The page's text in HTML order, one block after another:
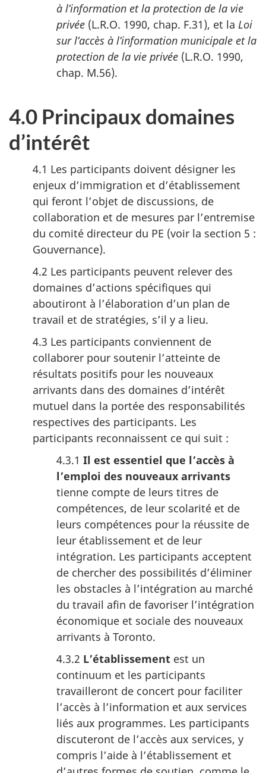
à l’information et la protection de la vie
privée (L.R.O. 1990, chap. F.31), et la Loi
sur l’accès à l’information municipale et la
protection de la vie privée (L.R.O. 1990,
chap. M.56).
4.0 Principaux domaines
d’intérêt
4.1 Les participants doivent désigner les
enjeux d’immigration et d’établissement
qui feront l’objet de discussions, de
collaboration et de mesures par l’entremise
du comité directeur du PE (voir la section 5 :
Gouvernance).
4.2 Les participants peuvent relever des
domaines d’actions spécifiques qui
aboutiront à l’élaboration d’un plan de
travail et de stratégies, s’il y a lieu.
4.3 Les participants conviennent de
collaborer pour soutenir l’atteinte de
résultats positifs pour les nouveaux
arrivants dans des domaines d’intérêt
mutuel dans la portée des responsabilités
respectives des participants. Les
participants reconnaissent ce qui suit :
4.3.1 Il est essentiel que l’accès à
l’emploi des nouveaux arrivants
tienne compte de leurs titres de
compétences, de leur scolarité et de
leurs compétences pour la réussite de
leur établissement et de leur
intégration. Les participants acceptent
de chercher des possibilités d’éliminer
les obstacles à l’intégration au marché
du travail afin de favoriser l’intégration
économique et sociale des nouveaux
arrivants à Toronto.
4.3.2 L’établissement est un
continuum et les participants
travailleront de concert pour faciliter
l’accès à l’information et aux services
liés aux programmes. Les participants
discuteront de l’accès aux services, y
compris l’aide à l’établissement et